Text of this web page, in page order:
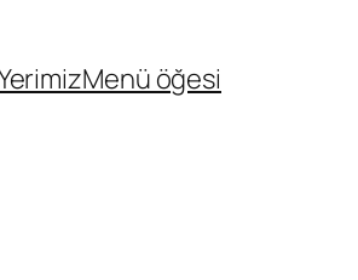
Menü öğesi